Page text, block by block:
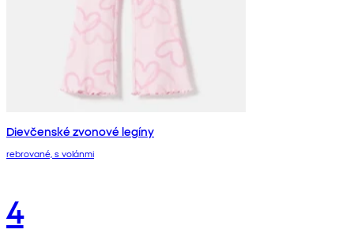
Dievčenské zvonové legíny
rebrované, s volánmi
4